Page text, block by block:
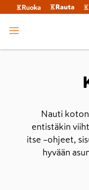
Nauti
entistäkin
itse –ohjeet,
hyvään